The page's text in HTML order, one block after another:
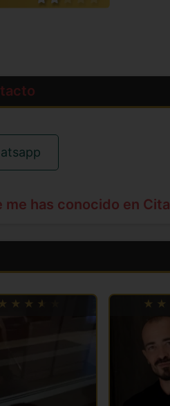
has conocido en